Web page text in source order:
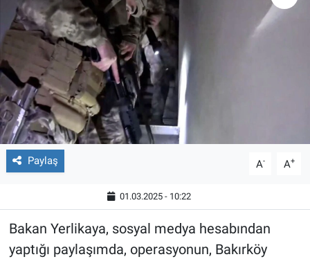
Paylaş A- A+
01.03.2025 - 10:22
Bakan Yerlikaya, sosyal medya hesabından
yaptığı paylaşımda, operasyonun, Bakırköy